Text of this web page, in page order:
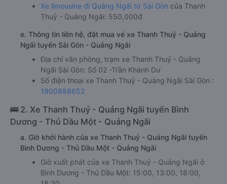
Xe limousine đi Quảng Ngãi từ Sài Gòn của Thanh
Thuỷ - Quảng Ngãi: 550,000đ
e. Thông tin liên hệ, đặt mua vé xe Thanh Thuỷ - Quảng
Ngãi tuyến Sài Gòn - Quảng Ngãi
Địa chỉ văn phòng, trạm xe Thanh Thuỷ - Quảng
Ngãi Sài Gòn: Số 02 -Trần Khánh Dư
Số điện thoại xe Thanh Thuỷ - Quảng Ngãi Sài Gòn :
1900888652
🚌 2. Xe Thanh Thuỷ - Quảng Ngãi tuyến Bình
Dương - Thủ Dầu Một - Quảng Ngãi
a. Giờ khởi hành của xe Thanh Thuỷ - Quảng Ngãi tuyến
Bình Dương - Thủ Dầu Một - Quảng Ngãi
Giờ xuất phát của xe Thanh Thuỷ - Quảng Ngãi ở
Bình Dương - Thủ Dầu Một: 15:00, 13:00, 18:00,